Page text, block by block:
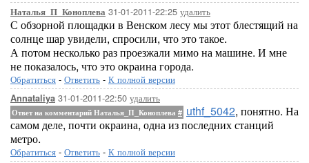
Наталья_П_Коноплева 31-01-2011-22:25 удалить
С обзорной площадки в Венском лесу мы этот блестящий на
солнце шар увидели, спросили, что это такое.
А потом несколько раз проезжали мимо на машине. И мне
не показалось, что это окраина города.
Обратиться - Ответить - К полной версии
Annataliya 31-01-2011-22:50 удалить
Ответ на комментарий Наталья_П_Коноплева # uthf_5042, понятно. На
самом деле, почти окраина, одна из последних станций
метро.
Обратиться - Ответить - К полной версии